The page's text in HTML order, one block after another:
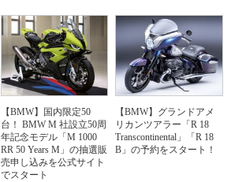
【BMW】国内限定50
台！ BMW M 社設立50周
年記念モデル「M 1000
RR 50 Years M」の抽選販
売申し込みを公式サイト
でスタート
【BMW】グランドアメ
リカンツアラー「R 18
Transcontinental」「R 18
B」の予約をスタート！